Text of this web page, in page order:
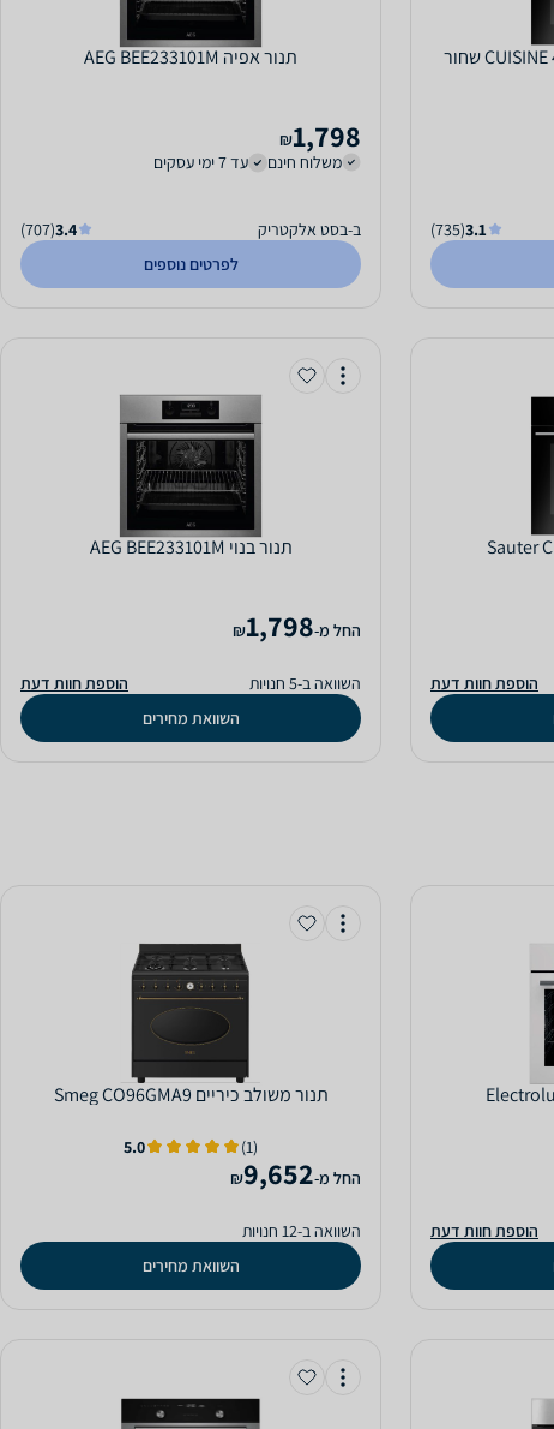
3.1
(735)
תנור אפיה AEG BEE233101M
1,798
₪
משלוח חינם
עד 7 ימי עסקים
ב-בסט אלקטריק 3.4
(707)
לפרטים נוספים
הוספת חוות דעת
‏תנור בנוי AEG BEE233101M
‫החל מ-1,798
₪
השוואה ב-5 חנויות
הוספת חוות דעת
השוואת מחירים
הוספת חוות דעת
‏תנור משולב כיריים Smeg CO96GMA9
(1)
5.0
‫החל מ-9,652
₪
השוואה ב-12 חנויות
השוואת מחירים